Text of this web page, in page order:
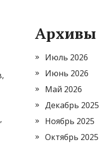
Архивы
Июль 2026
Июнь 2026
Май 2026
Декабрь 2025
Ноябрь 2025
Октябрь 2025